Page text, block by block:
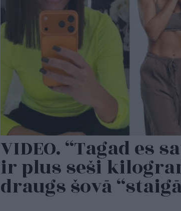
VIDEO. “Tagad es
ir plus seši
draugs šovā